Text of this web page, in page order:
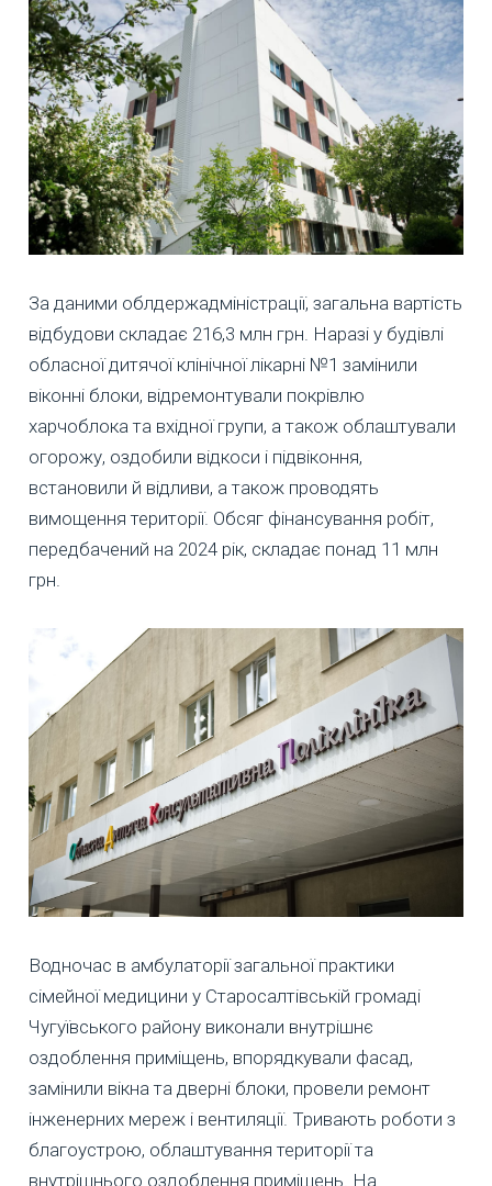
За даними облдержадміністрації, загальна вартість
відбудови складає 216,3 млн грн. Наразі у будівлі
обласної дитячої клінічної лікарні №1 замінили
віконні блоки, відремонтували покрівлю
харчоблока та вхідної групи, а також облаштували
огорожу, оздобили відкоси і підвіконня,
встановили й відливи, а також проводять
вимощення території. Обсяг фінансування робіт,
передбачений на 2024 рік, складає понад 11 млн
грн.
Водночас в амбулаторії загальної практики
сімейної медицини у Старосалтівській громаді
Чугуївського району виконали внутрішнє
оздоблення приміщень, впорядкували фасад,
замінили вікна та дверні блоки, провели ремонт
інженерних мереж і вентиляції. Тривають роботи з
благоустрою, облаштування території та
внутрішнього оздоблення приміщень. На